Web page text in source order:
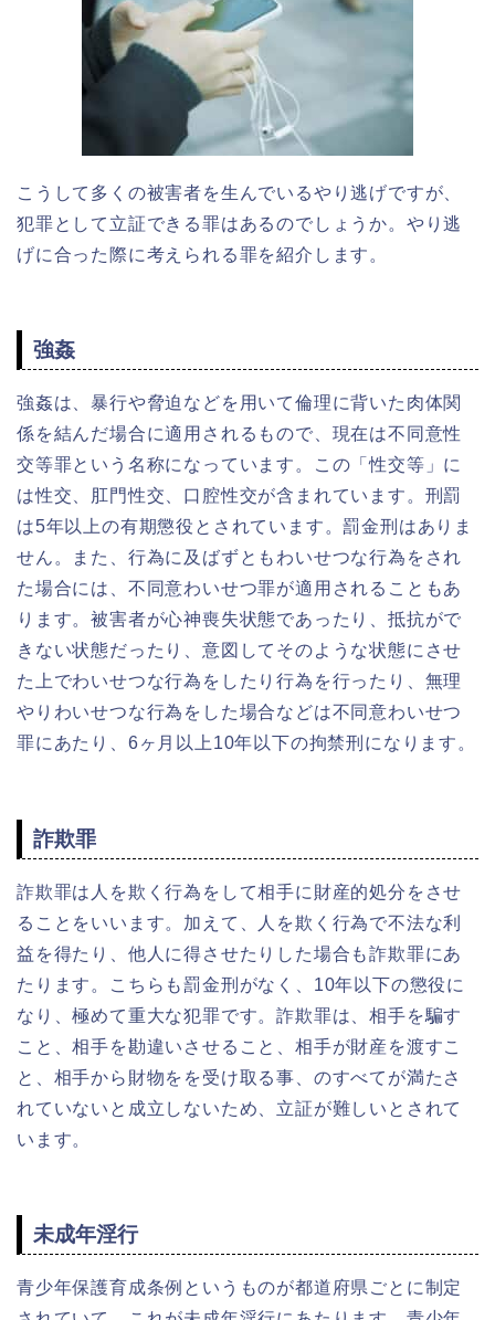
こうして多くの被害者を生んでいるやり逃げですが、
犯罪として立証できる罪はあるのでしょうか。やり逃
げに合った際に考えられる罪を紹介します。
強姦
強姦は、暴行や脅迫などを用いて倫理に背いた肉体関
係を結んだ場合に適用されるもので、現在は不同意性
交等罪という名称になっています。この「性交等」に
は性交、肛門性交、口腔性交が含まれています。刑罰
は5年以上の有期懲役とされています。罰金刑はありま
せん。また、行為に及ばずともわいせつな行為をされ
た場合には、不同意わいせつ罪が適用されることもあ
ります。被害者が心神喪失状態であったり、抵抗がで
きない状態だったり、意図してそのような状態にさせ
た上でわいせつな行為をしたり行為を行ったり、無理
やりわいせつな行為をした場合などは不同意わいせつ
罪にあたり、6ヶ月以上10年以下の拘禁刑になります。
詐欺罪
詐欺罪は人を欺く行為をして相手に財産的処分をさせ
ることをいいます。加えて、人を欺く行為で不法な利
益を得たり、他人に得させたりした場合も詐欺罪にあ
たります。こちらも罰金刑がなく、10年以下の懲役に
なり、極めて重大な犯罪です。詐欺罪は、相手を騙す
こと、相手を勘違いさせること、相手が財産を渡すこ
と、相手から財物をを受け取る事、のすべてが満たさ
れていないと成立しないため、立証が難しいとされて
います。
未成年淫行
青少年保護育成条例というものが都道府県ごとに制定